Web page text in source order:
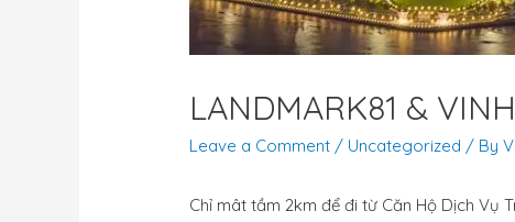
LANDMARK81 &
Leave a Comment / Uncategorized / By
Chỉ mât tầm 2km để đi từ Căn Hộ Dịch Vụ